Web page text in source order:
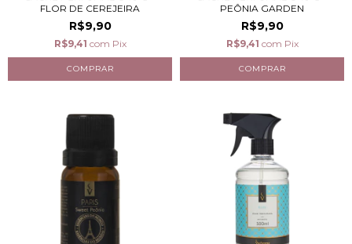
FLOR DE CEREJEIRA
R$9,90
R$9,41 com Pix
PEÔNIA GARDEN
R$9,90
R$9,41 com Pix